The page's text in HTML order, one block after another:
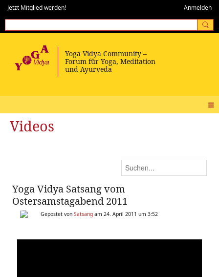
Jetzt Mitglied werden! Anmelden
Videos
Yoga Vidya Satsang vom
Ostersamstagabend 2011
Gepostet von Satsang am 24. April 2011 um 3:52